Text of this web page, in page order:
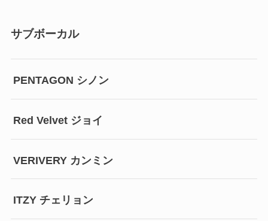
サブボーカル
PENTAGON シノン
Red Velvet ジョイ
VERIVERY カンミン
ITZY チェリョン